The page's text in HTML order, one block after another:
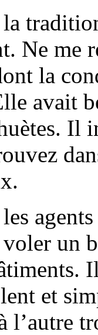
la
Ne me
la
avait
Il
un
et
l’autre